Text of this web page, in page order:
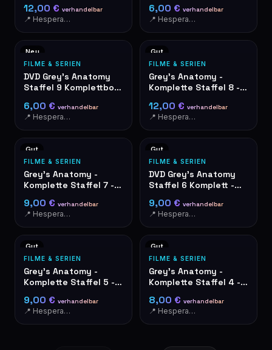
12,00 € verhandelbar
📍 Hesperange
6,00 € verhandelbar
📍 Hesperange
Neu
FILME & SERIEN
DVD Grey's Anatomy
Staffel 9 Komplettbox
6,00 € verhandelbar
📍 Hesperange
Gut
FILME & SERIEN
Grey's Anatomy -
Komplette Staffel 8 -
12,00 € verhandelbar
📍 Hesperange
Gut
FILME & SERIEN
Grey's Anatomy -
Komplette Staffel 7 -
9,00 € verhandelbar
📍 Hesperange
Gut
FILME & SERIEN
DVD Grey's Anatomy
Staffel 6 Komplett -
9,00 € verhandelbar
📍 Hesperange
Gut
FILME & SERIEN
Grey's Anatomy -
Komplette Staffel 5 -
9,00 € verhandelbar
📍 Hesperange
Gut
FILME & SERIEN
Grey's Anatomy -
Komplette Staffel 4 -
8,00 € verhandelbar
📍 Hesperange